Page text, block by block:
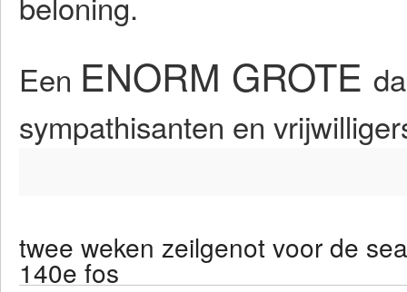
Een ENORM GROTE
sympathisanten en
twee weken zeilgenot voor de
140e fos